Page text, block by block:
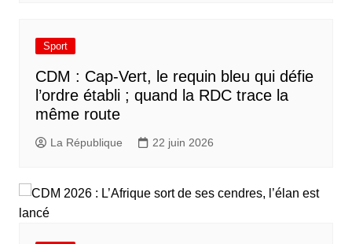
Sport
CDM : Cap-Vert, le requin bleu qui défie
l’ordre établi ; quand la RDC trace la
même route
La République 22 juin 2026